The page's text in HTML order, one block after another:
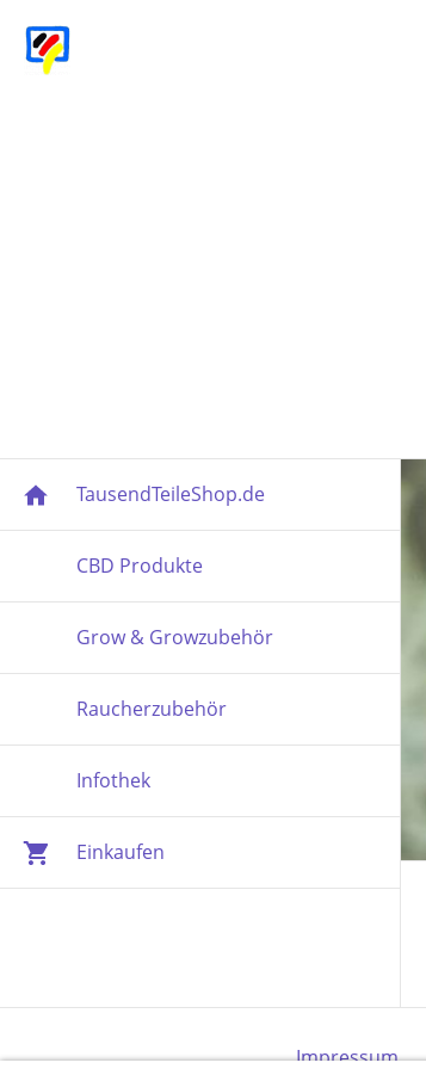
TausendTeileShop.de
CBD Produkte
Grow & Growzubehör
Raucherzubehör
Infothek
Einkaufen
Impressum